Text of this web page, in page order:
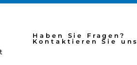
Haben Sie Fragen?
Kontaktieren Sie uns